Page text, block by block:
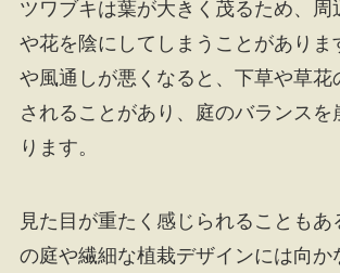
ツワブキは葉が大きく茂るため、周
や花を陰にしてしまうことがありま
や風通しが悪くなると、下草や草花
されることがあり、庭のバランスを
ります。
見た目が重たく感じられることもあ
の庭や繊細な植栽デザインには向か